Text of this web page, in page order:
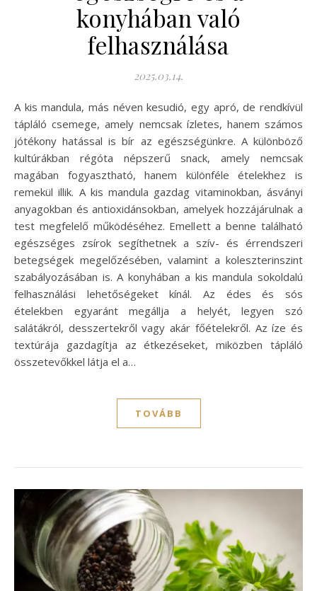
konyhában való
felhasználása
2025.03.14.
A kis mandula, más néven kesudió, egy apró, de rendkívül
tápláló csemege, amely nemcsak ízletes, hanem számos
jótékony hatással is bír az egészségünkre. A különböző
kultúrákban régóta népszerű snack, amely nemcsak
magában fogyasztható, hanem különféle ételekhez is
remekül illik. A kis mandula gazdag vitaminokban, ásványi
anyagokban és antioxidánsokban, amelyek hozzájárulnak a
test megfelelő működéséhez. Emellett a benne található
egészséges zsírok segíthetnek a szív- és érrendszeri
betegségek megelőzésében, valamint a koleszterinszint
szabályozásában is. A konyhában a kis mandula sokoldalú
felhasználási lehetőségeket kínál. Az édes és sós
ételekben egyaránt megállja a helyét, legyen szó
salátákról, desszertekről vagy akár főételekről. Az íze és
textúrája gazdagítja az étkezéseket, miközben tápláló
összetevőkkel látja el a…
TOVÁBB